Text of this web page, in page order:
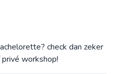
check dan zeker
workshop!